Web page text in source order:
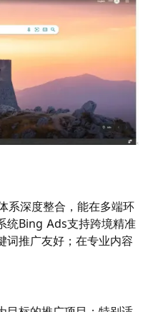
系深度整合，能在多端环
统Bing Ads支持跨境精准
词推广友好；在专业内容